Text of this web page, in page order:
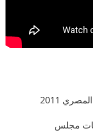
موعد انتخابات مجلس الشعب المصري 2011
مجلس